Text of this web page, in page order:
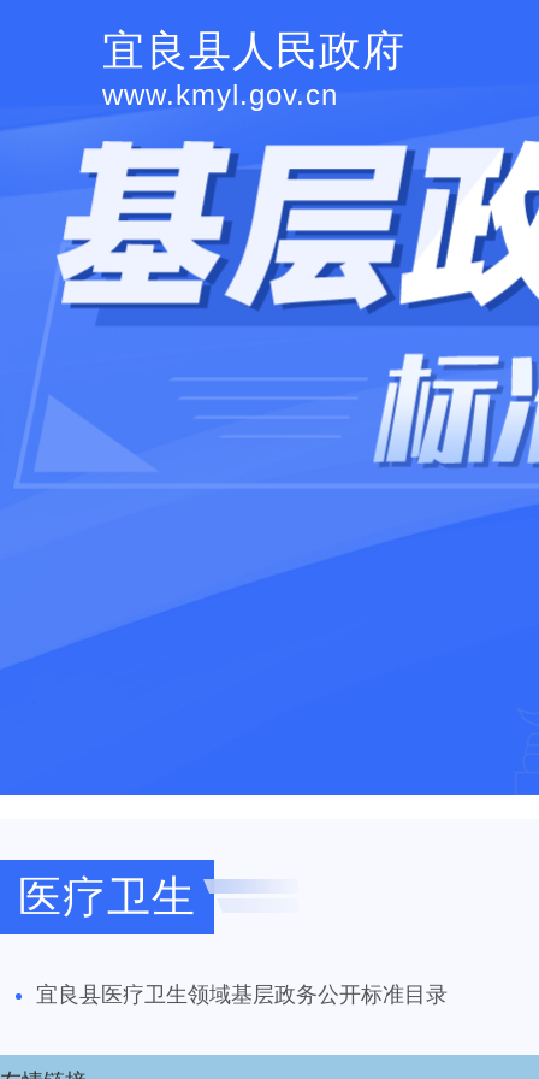
宜良县人民政府
www.kmyl.gov.cn
医疗卫生
宜良县医疗卫生领域基层政务公开标准目录